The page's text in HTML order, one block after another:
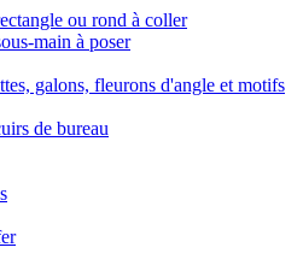
ou rond à coller
main à poser
galons, fleurons d'angle et motifs
de bureau